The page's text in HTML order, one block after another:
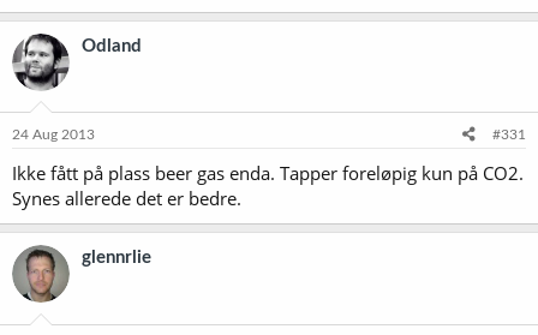
Odland
24 Aug 2013 #331
Ikke fått på plass beer gas enda. Tapper foreløpig kun på CO2.
Synes allerede det er bedre.
glennrlie